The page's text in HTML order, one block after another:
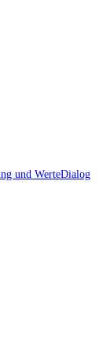
und WerteDialog